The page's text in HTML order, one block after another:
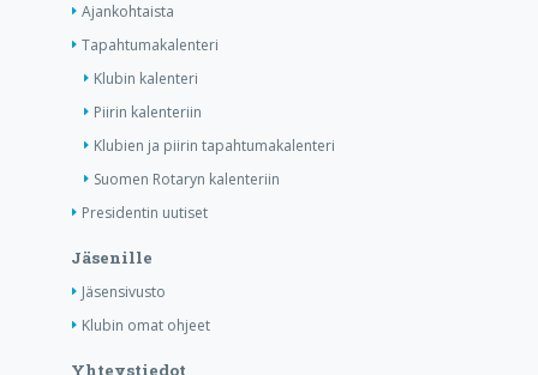
Ajankohtaista
Tapahtumakalenteri
Klubin kalenteri
Piirin kalenteriin
Klubien ja piirin tapahtumakalenteri
Suomen Rotaryn kalenteriin
Presidentin uutiset
Jäsenille
Jäsensivusto
Klubin omat ohjeet
Yhteystiedot